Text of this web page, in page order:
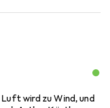
wird zu Wind, und